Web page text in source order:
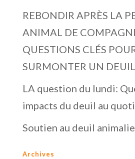
REBONDIR APRÈS LA
ANIMAL DE
QUESTIONS CLÉS
SURMONTER UN
LA question du lundi:
impacts du deuil au
Soutien au deuil
Archives